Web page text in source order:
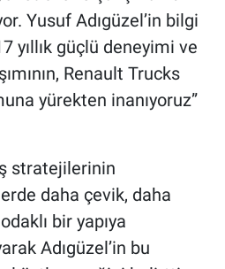
Yusuf Adıgüzel’in bilgi
yıllık güçlü deneyimi ve
Renault Trucks
yürekten inanıyoruz”
stratejilerinin
daha çevik, daha
bir yapıya
Adıgüzel’in bu